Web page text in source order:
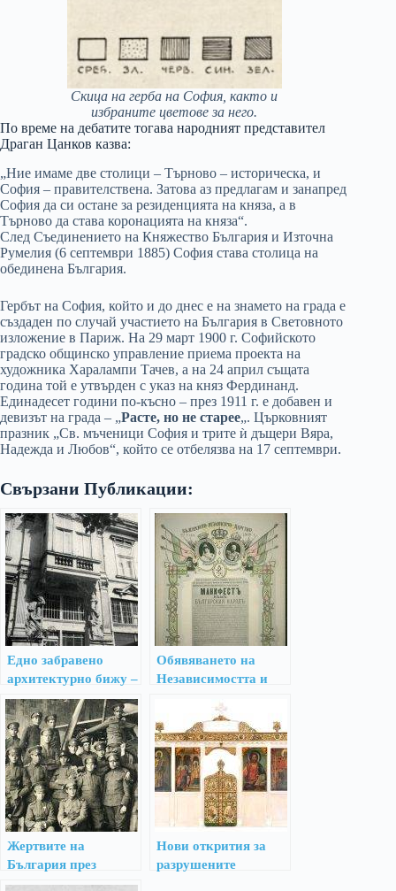
Скица на герба на София, както и
избраните цветове за него.
По време на дебатите тогава народният представител
Драган Цанков казва:
„Ние имаме две столици – Търново – историческа, и
София – правителствена. Затова аз предлагам и занапред
София да си остане за резиденцията на княза, а в
Търново да става коронацията на княза“.
След Съединението на Княжество България и Източна
Румелия (6 септември 1885) София става столица на
обединена България.
Гербът на София, който и до днес е на знамето на града е
създаден по случай участието на България в Световното
изложение в Париж. На 29 март 1900 г. Софийското
градско общинско управление приема проекта на
художника Харалампи Тачев, а на 24 април същата
година той е утвърден с указ на княз Фердинанд.
Единадесет години по-късно – през 1911 г. е добавен и
девизът на града – „Расте, но не старее„. Църковният
празник „Св. мъченици София и трите ѝ дъщери Вяра,
Надежда и Любов“, който се отбелязва на 17 септември.
Свързани Публикации:
Едно забравено
архитектурно бижу –
къщата на княз
Кирил Преславски
Обявяването на
Независимостта и
признаване
Жертвите на
България през
Първата световна
Нови открития за
разрушените